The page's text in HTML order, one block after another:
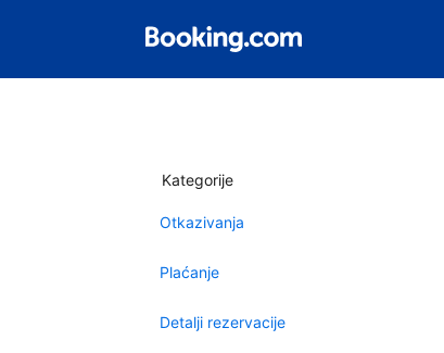
Kategorije
Otkazivanja
Plaćanje
Detalji rezervacije